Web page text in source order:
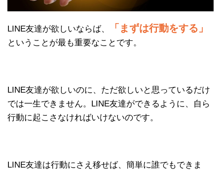
LINE友達が欲しいならば、 「まずは行動をする」
ということが最も重要なことです。
LINE友達が欲しいのに、ただ欲しいと思っているだけ
では一生できません。LINE友達ができるように、自ら
行動に起こさなければいけないのです。
LINE友達は行動にさえ移せば、簡単に誰でもできま